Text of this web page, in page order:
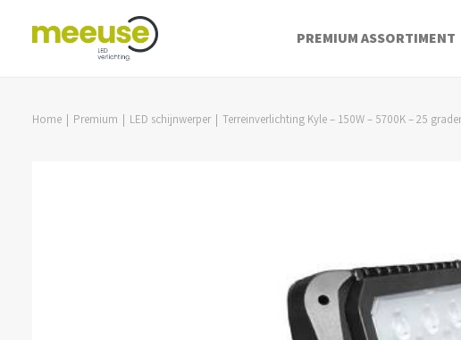
PREMIUM ASSORTIMENT
Home Premium LED schijnwerper Terreinverlichting Kyle – 150W – 5700K – 25